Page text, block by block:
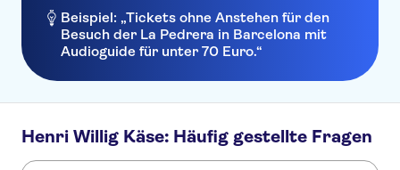
Beispiel: „Tickets ohne Anstehen für den
Besuch der La Pedrera in Barcelona mit
Audioguide für unter 70 Euro.“
Henri Willig Käse: Häufig gestellte Fragen